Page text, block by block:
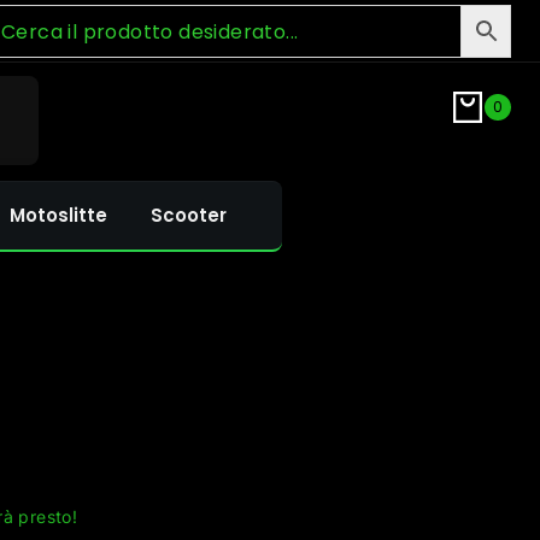
0
Motoslitte Scooter
presto!